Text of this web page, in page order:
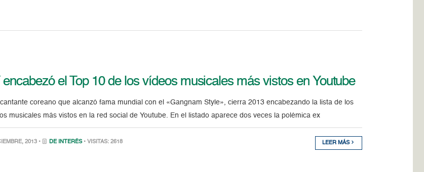
encabezó el Top 10 de los vídeos musicales más vistos en Youtube
cantante coreano que alcanzó fama mundial con el «Gangnam Style», cierra 2013 encabezando la lista de los
musicales más vistos en la red social de Youtube. En el listado aparece dos veces la polémica ex
2013 • DE INTERÉS • VISITAS: 2618 LEER MÁS